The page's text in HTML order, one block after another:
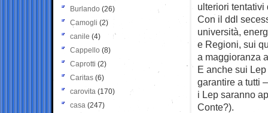
ulteriori tentativi
Con il ddl
università,
e Regioni, sui
a maggioranza
E anche sui
garantire a tutti
i Lep saranno
Conte?).
Burlando (26)
Camogli (2)
canile (4)
Cappello (8)
Caprotti (2)
Caritas (6)
carovita (170)
casa (247)